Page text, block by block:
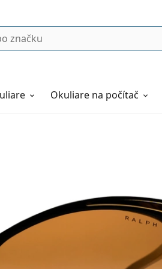
Okuliare na počítač